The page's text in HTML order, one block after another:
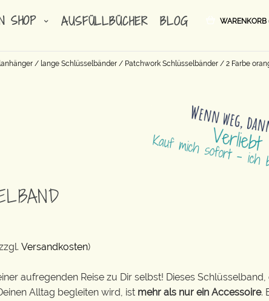
SHOP AUSFÜLLBÜCHER BLOG WARENKORB
/ lange Schlüsselbänder / Patchwork Schlüsselbänder / 2 Farbe
Versandkosten)
aufregenden Reise zu Dir selbst! Dieses Schlüsselband,
Alltag begleiten wird, ist mehr als nur ein Accessoire.